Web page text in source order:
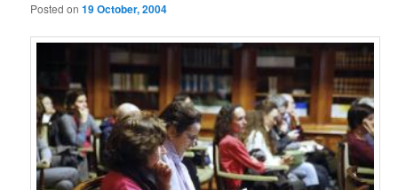
Posted on19 October, 2004